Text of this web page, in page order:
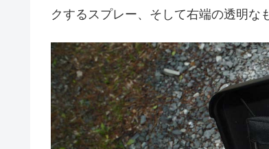
クするスプレー、そして右端の透明な